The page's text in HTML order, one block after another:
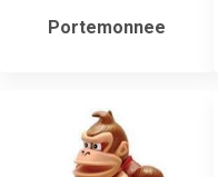
Portemonnee